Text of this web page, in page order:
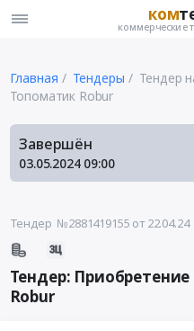
ком
коммерческие
Главная Тендеры
Тендер
Топоматик Robur
Завершён
03.05.2024 09:00
Тендер №2881419155 от 22.04.24
Тендер:
Robur